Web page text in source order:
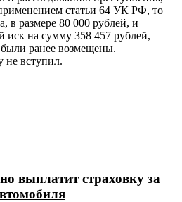
статьи 64 УК РФ, то
в размере 80 000 рублей, и
иск на сумму 358 457 рублей,
ранее возмещены.
не вступил.
выплатит страховку за